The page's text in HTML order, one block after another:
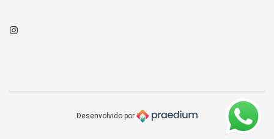
Instagram
Desenvolvido por